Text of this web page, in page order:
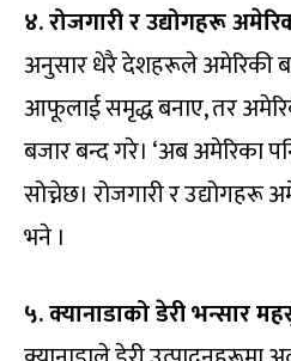
४. रोजगारी र उद्योगहरू
अनुसार धेरै देशहरूले अमेरिकी
आफूलाई समृद्ध बनाए, तर
बजार बन्द गरे। ‘अब अमेरिका
सोच्नेछ। रोजगारी र उद्योगहरू
भने ।
५. क्यानाडाको डेरी भन्सार